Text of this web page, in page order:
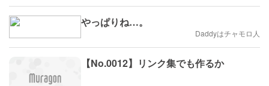
やっぱりね…。
Daddyはチャモロ人
【No.0012】リンク集でも作るか